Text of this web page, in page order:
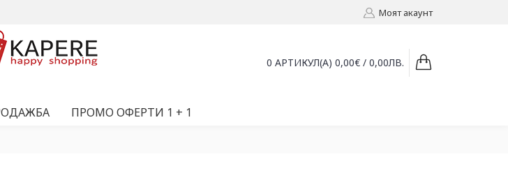
Моят акаунт
0 АРТИКУЛ(А) 0,00€ / 0,00ЛВ.
ПРОМО ОФЕРТИ 1 + 1